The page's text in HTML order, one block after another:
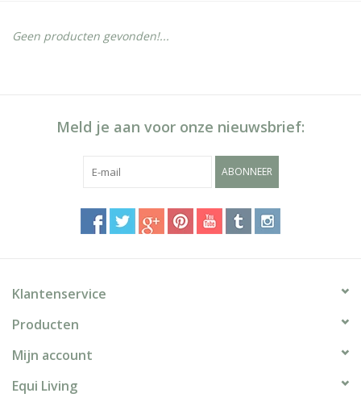
Geen producten gevonden!...
Meld je aan voor onze nieuwsbrief:
ABONNEER
Klantenservice
Producten
Mijn account
Equi Living